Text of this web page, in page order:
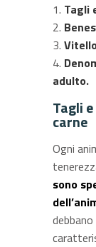
Tagli
adulto.
Tagli
carne
Ogni
sono